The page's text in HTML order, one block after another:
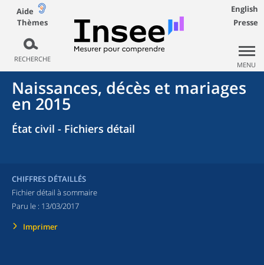
Aide
Thèmes
RECHERCHE
English
Presse
MENU
Naissances, décès et mariages
en 2015
État civil - Fichiers détail
CHIFFRES DÉTAILLÉS
Fichier détail à sommaire
Paru le : 13/03/2017
Imprimer